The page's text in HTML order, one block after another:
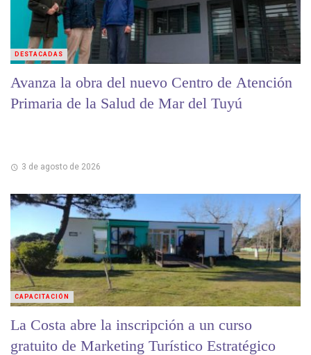
Avanza la obra del nuevo Centro de Atención
Primaria de la Salud de Mar del Tuyú
3 de agosto de 2026
DESTACADAS
La Costa abre la inscripción a un curso
gratuito de Marketing Turístico Estratégico
CAPACITACIÓN